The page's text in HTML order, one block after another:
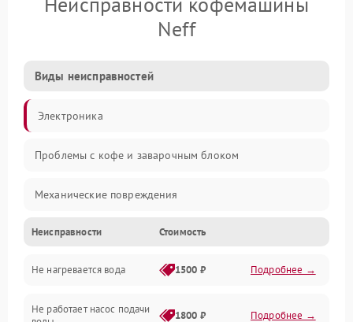
Neff
Виды неисправностей
Электроника
Проблемы с кофе и заварочным блоком
Механические повреждения
Прочие неисправности
Включение и работа
Проблемы с водой
Неисправности Стоимость
Не нагревается вода 1500 ₽ Подробнее →
Не работает насос подачи
1800 ₽ Подробнее →